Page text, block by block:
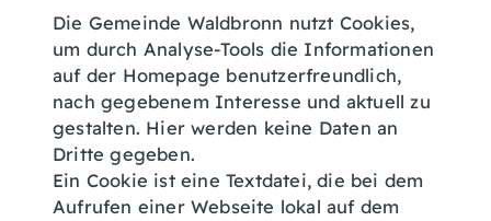
Die Gemeinde Waldbronn nutzt Cookies,
um durch Analyse-Tools die Informationen
auf der Homepage benutzerfreundlich,
nach gegebenem Interesse und aktuell zu
gestalten. Hier werden keine Daten an
Dritte gegeben.
Ein Cookie ist eine Textdatei, die bei dem
Aufrufen einer Webseite lokal auf dem